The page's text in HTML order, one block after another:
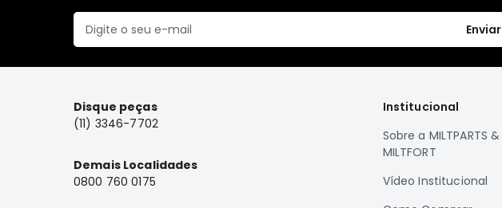
Enviar
Disque peças
(11) 3346-7702
Demais Localidades
0800 760 0175
Institucional
Sobre a MILTPARTS &
MILTFORT
Vídeo Institucional